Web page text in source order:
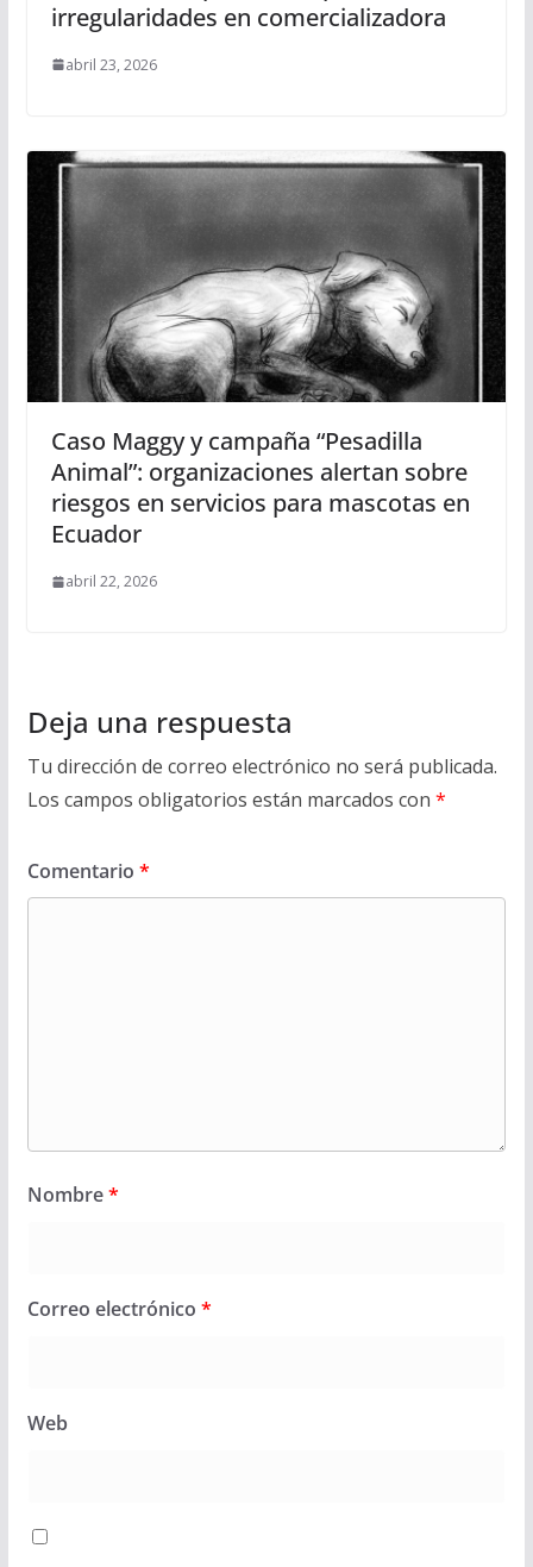
irregularidades en comercializadora
abril 23, 2026
Caso Maggy y campaña “Pesadilla
Animal”: organizaciones alertan sobre
riesgos en servicios para mascotas en
Ecuador
abril 22, 2026
Deja una respuesta
Tu dirección de correo electrónico no será publicada.
Los campos obligatorios están marcados con *
Comentario *
Nombre*
Correo electrónico *
Web